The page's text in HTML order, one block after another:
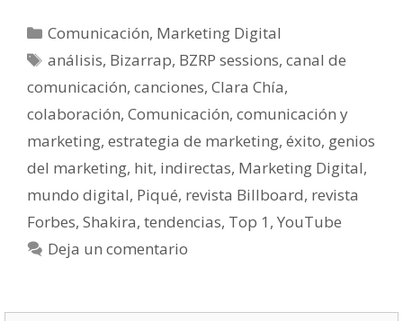
Categorías
Comunicación, Marketing Digital
Etiquetas
análisis, Bizarrap, BZRP sessions,canal de
comunicación, canciones, Clara Chía,
colaboración, Comunicación, comunicación y
marketing, estrategia de marketing, éxito, genios
del marketing, hit, indirectas, Marketing Digital,
mundo digital, Piqué, revista Billboard, revista
Forbes, Shakira, tendencias, Top 1 , YouTube
Deja un comentario